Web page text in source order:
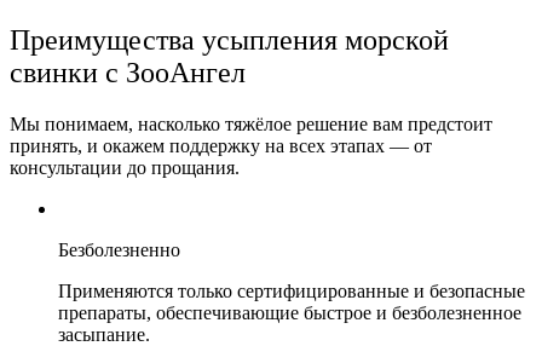
Преимущества усыпления морской
свинки с ЗооАнгел
Мы понимаем, насколько тяжёлое решение вам предстоит
принять, и окажем поддержку на всех этапах — от
консультации до прощания.
Безболезненно
Применяются только сертифицированные и безопасные
препараты, обеспечивающие быстрое и безболезненное
засыпание.